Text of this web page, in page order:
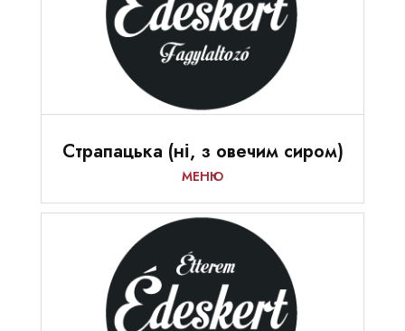
Страпацька (ні, з овечим сиром)
МЕНЮ